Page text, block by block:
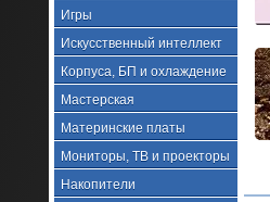
Игры
Искусственный интеллект
Корпуса, БП и охлаждение
Мастерская
Материнские платы
Мониторы, ТВ и проекторы
Накопители